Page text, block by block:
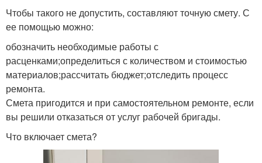
Чтобы такого не допустить, составляют точную смету. С
ее помощью можно:
обозначить необходимые работы с
расценками;определиться с количеством и стоимостью
материалов;рассчитать бюджет;отследить процесс
ремонта.
Смета пригодится и при самостоятельном ремонте, если
вы решили отказаться от услуг рабочей бригады.
Что включает смета?